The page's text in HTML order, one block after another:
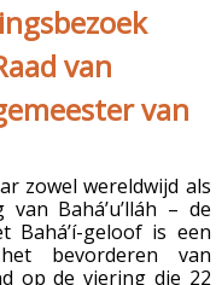
van
van
zowel wereldwijd als
Bahá’u’lláh – de
Bahá’í-geloof is een
bevorderen van
op de viering die 22